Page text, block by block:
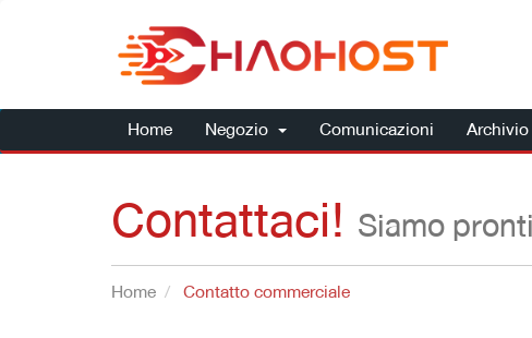
Home Negozio Comunicazioni
Contattaci! Siamo
Home Contatto commerciale